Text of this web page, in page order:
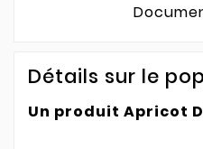
Détails sur le
Un produit Apricot